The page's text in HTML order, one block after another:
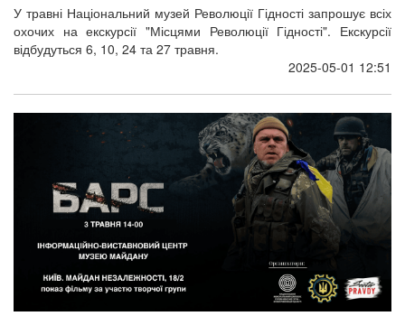
У травні Національний музей Революції Гідності запрошує всіх
охочих на екскурсії "Місцями Революції Гідності". Екскурсії
відбудуться 6, 10, 24 та 27 травня.
2025-05-01 12:51